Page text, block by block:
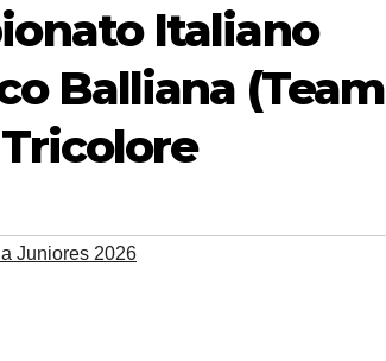
Italiano
Balliana (Team
Juniores 2026